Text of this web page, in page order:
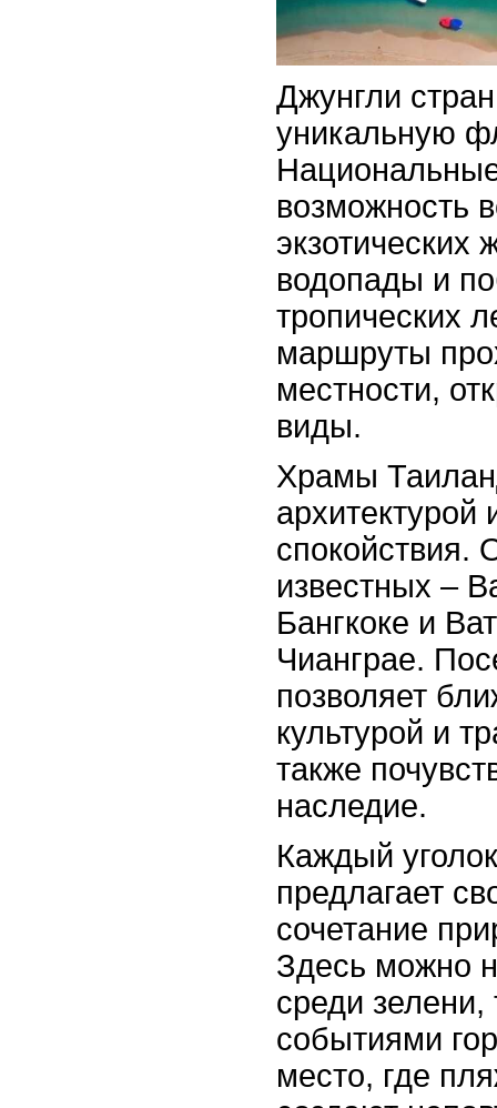
Джунгли
уникальную
возможность
экзотических
водопады и
тропических
маршруты
местности,
виды.
Храмы
спокойствия.
известных –
Бангкоке и
Чианграе.
позволяет
культурой и
также
наследие.
Каждый
предлагает
сочетание
Здесь можно
среди
событиями
место, где